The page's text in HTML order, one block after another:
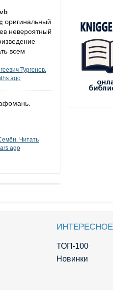
оригинальный
невероятный
всем
Тургенев.
ago
Читать
ago
ИНТЕРЕСНОЕ
ТОП-100
Новинки